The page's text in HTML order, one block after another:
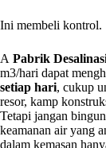
Ini membeli kontrol.
A Pabrik
m3/hari dapat
setiap hari, cukup
resor, kamp
Tetapi jangan
keamanan air yang
dalam kemasan